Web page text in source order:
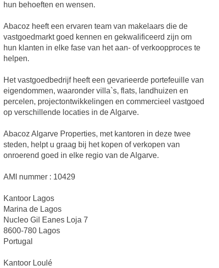
hun behoeften en wensen.
Abacoz heeft een ervaren team van makelaars die de
vastgoedmarkt goed kennen en gekwalificeerd zijn om
hun klanten in elke fase van het aan- of verkoopproces te
helpen.
Het vastgoedbedrijf heeft een gevarieerde portefeuille van
eigendommen, waaronder villa`s, flats, landhuizen en
percelen, projectontwikkelingen en commercieel vastgoed
op verschillende locaties in de Algarve.
Abacoz Algarve Properties, met kantoren in deze twee
steden, helpt u graag bij het kopen of verkopen van
onroerend goed in elke regio van de Algarve.
AMI nummer : 10429
Kantoor Lagos
Marina de Lagos
Nucleo Gil Eanes Loja 7
8600-780 Lagos
Portugal
Kantoor Loulé